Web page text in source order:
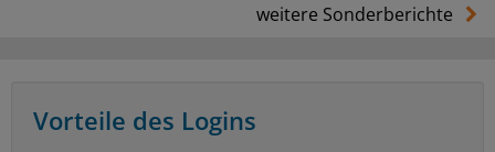
weitere Sonderberichte
Vorteile des Logins